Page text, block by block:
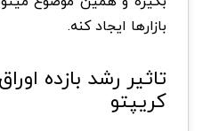
بازارها ایجاد کنه.
تاثیر رشد بازده
کریپتو